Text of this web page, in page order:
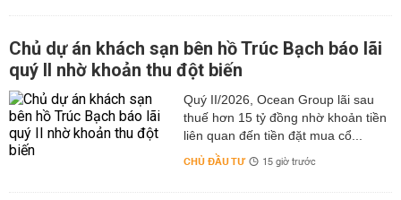
Chủ dự án khách sạn bên hồ Trúc Bạch báo lãi
quý II nhờ khoản thu đột biến
Quý II/2026, Ocean Group lãi sau
thuế hơn 15 tỷ đồng nhờ khoản tiền
liên quan đến tiền đặt mua cổ...
CHỦ ĐẦU TƯ 15 giờ trước